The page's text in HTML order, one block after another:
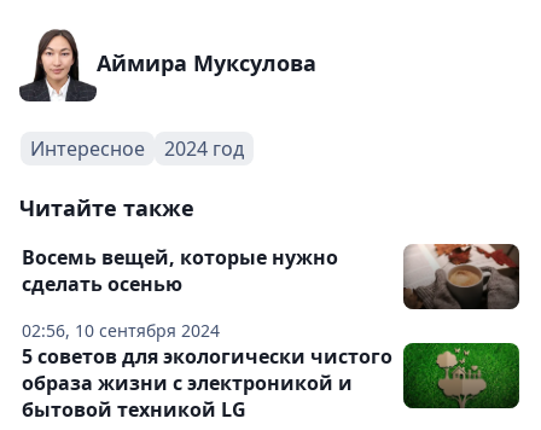
Аймира Муксулова
Интересное 2024 год
Читайте также
02:56, 10 сентября 2024
Восемь вещей, которые нужно
сделать осенью
5 советов для экологически чистого
образа жизни с электроникой и
бытовой техникой LG